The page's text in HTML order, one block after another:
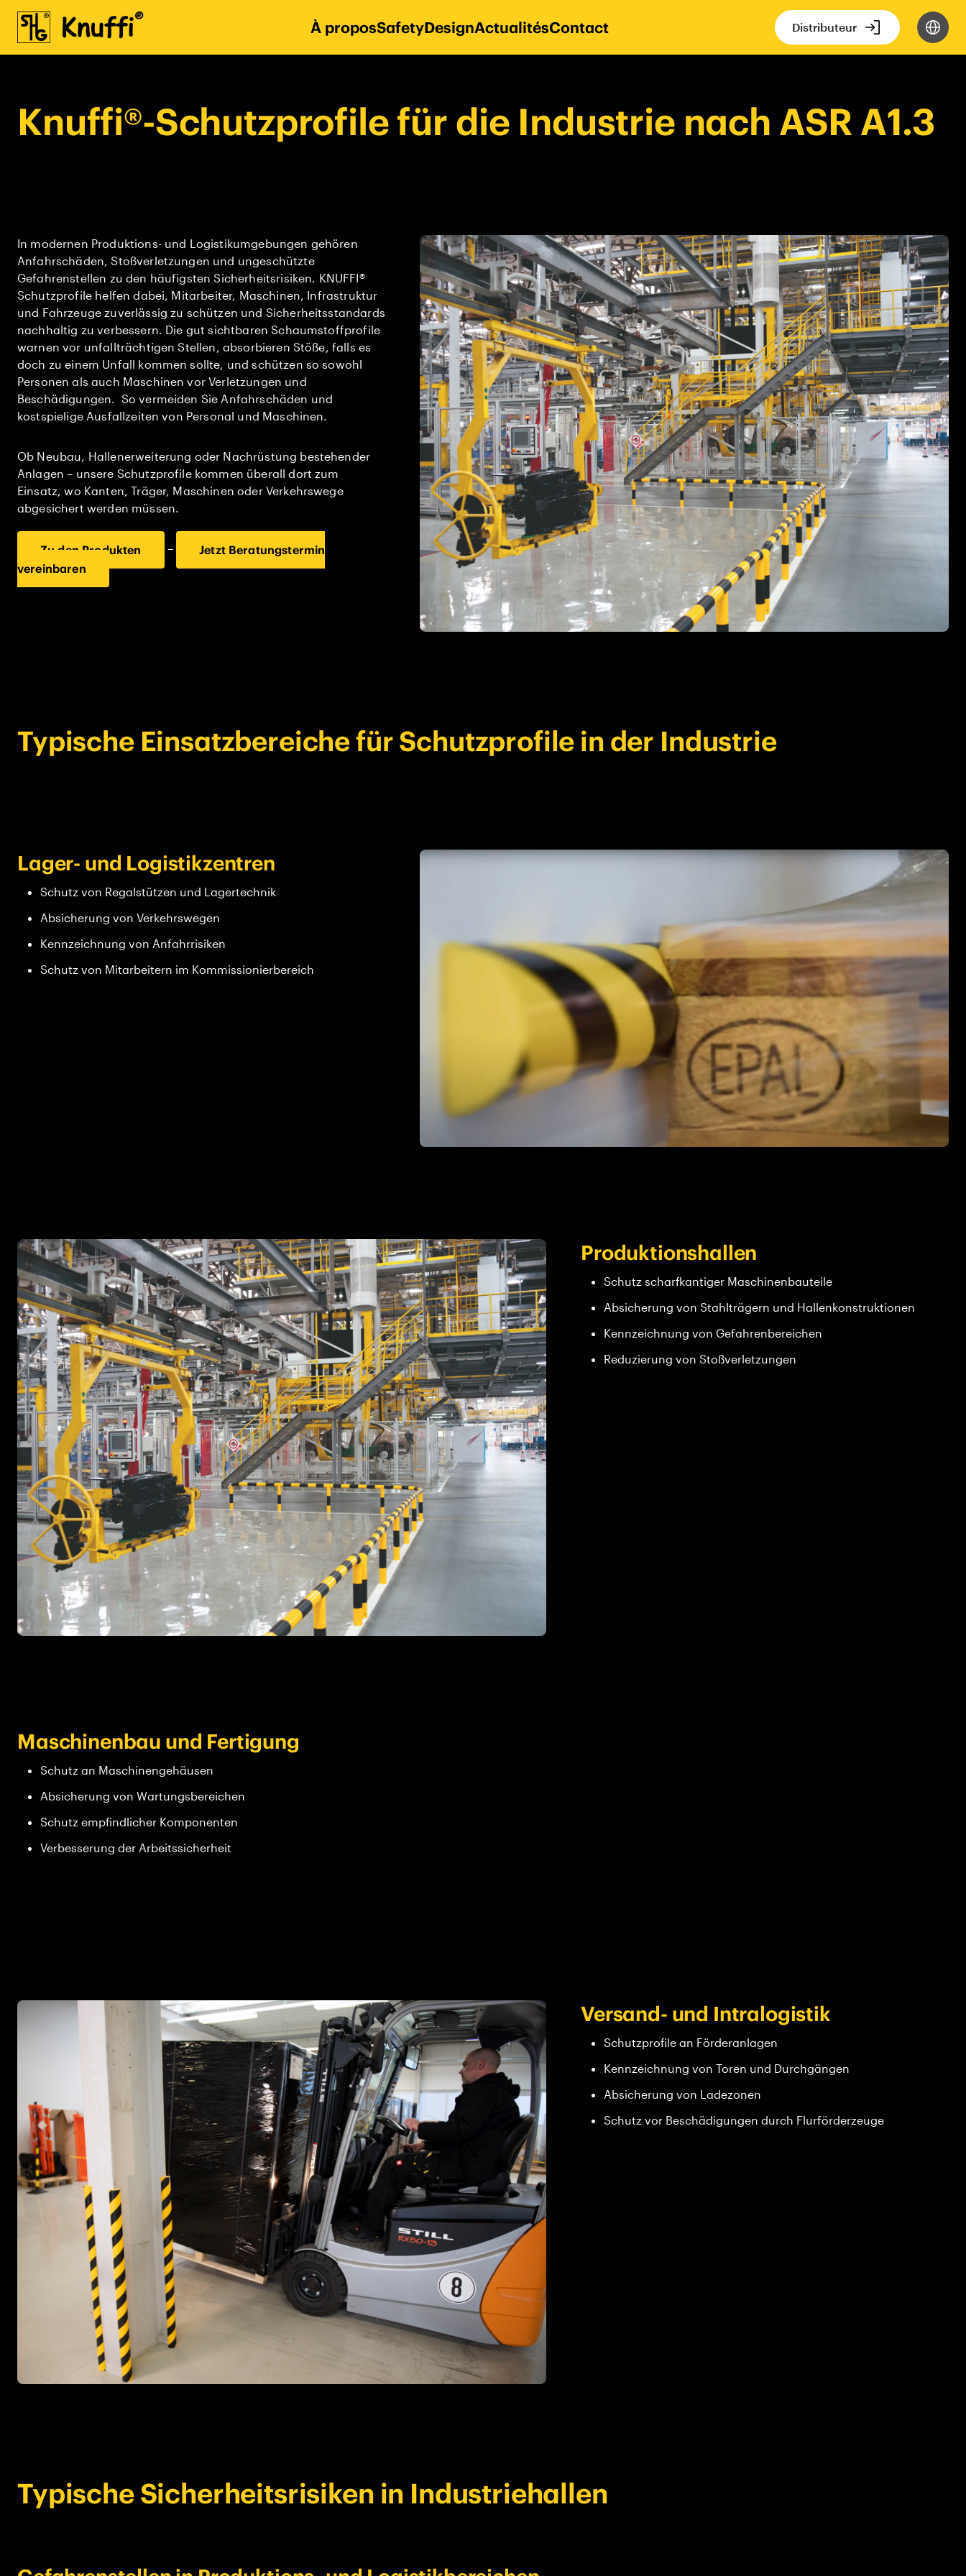
À proposSafetyDesignActualitésContact Distributeur
Knuffi®-Schutzprofile für die Industrie nach ASR A1.3
In modernen Produktions- und Logistikumgebungen gehören
Anfahrschäden, Stoßverletzungen und ungeschützte
Gefahrenstellen zu den häufigsten Sicherheitsrisiken. KNUFFI®
Schutzprofile helfen dabei, Mitarbeiter, Maschinen, Infrastruktur
und Fahrzeuge zuverlässig zu schützen und Sicherheitsstandards
nachhaltig zu verbessern. Die gut sichtbaren Schaumstoffprofile
warnen vor unfallträchtigen Stellen, absorbieren Stöße, falls es
doch zu einem Unfall kommen sollte, und schützen so sowohl
Personen als auch Maschinen vor Verletzungen und
Beschädigungen. So vermeiden Sie Anfahrschäden und
kostspielige Ausfallzeiten von Personal und Maschinen.
Ob Neubau, Hallenerweiterung oder Nachrüstung bestehender
Anlagen – unsere Schutzprofile kommen überall dort zum
Einsatz, wo Kanten, Träger, Maschinen oder Verkehrswege
abgesichert werden müssen.
Zu den Produkten –
Jetzt Beratungstermin
vereinbaren
Typische Einsatzbereiche für Schutzprofile in der Industrie
Lager- und Logistikzentren
Schutz von Regalstützen und Lagertechnik
Absicherung von Verkehrswegen
Kennzeichnung von Anfahrrisiken
Schutz von Mitarbeitern im Kommissionierbereich
Produktionshallen
Schutz scharfkantiger Maschinenbauteile
Absicherung von Stahlträgern und Hallenkonstruktionen
Kennzeichnung von Gefahrenbereichen
Reduzierung von Stoßverletzungen
Maschinenbau und Fertigung
Schutz an Maschinengehäusen
Absicherung von Wartungsbereichen
Schutz empfindlicher Komponenten
Verbesserung der Arbeitssicherheit
Versand- und Intralogistik
Schutzprofile an Förderanlagen
Kennzeichnung von Toren und Durchgängen
Absicherung von Ladezonen
Schutz vor Beschädigungen durch Flurförderzeuge
Typische Sicherheitsrisiken in Industriehallen